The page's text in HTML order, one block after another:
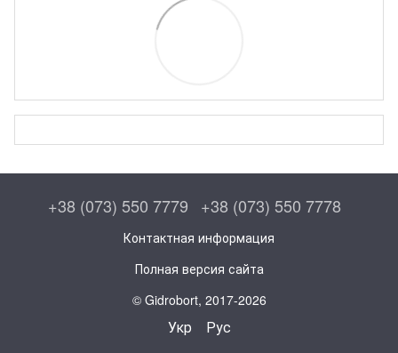
+38 (073) 550 7779 +38 (073) 550 7778
Контактная информация
Полная версия сайта
© Gidrobort, 2017-2026
Укр Рус